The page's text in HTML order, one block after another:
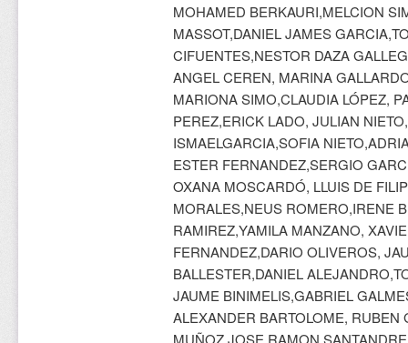
MOHAMED BERKAURI,MELCION
MASSOT,DANIEL JAMES
CIFUENTES,NESTOR DAZA
ANGEL CEREN, MARINA
MARIONA SIMO,CLAUDIA LÓPEZ,
PEREZ,ERICK LADO, JULIAN
ISMAELGARCIA,SOFIA
ESTER FERNANDEZ,SERGIO
OXANA MOSCARDÓ, LLUIS DE
MORALES,NEUS ROMERO,IRENE
RAMIREZ,YAMILA MANZANO,
FERNANDEZ,DARIO OLIVEROS,
BALLESTER,DANIEL
JAUME BINIMELIS,GABRIEL
ALEXANDER BARTOLOME, RUBEN
MUÑOZ,JOSE RAMON